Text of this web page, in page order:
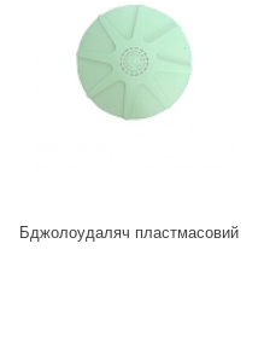
Бджолоудаляч пластмасовий